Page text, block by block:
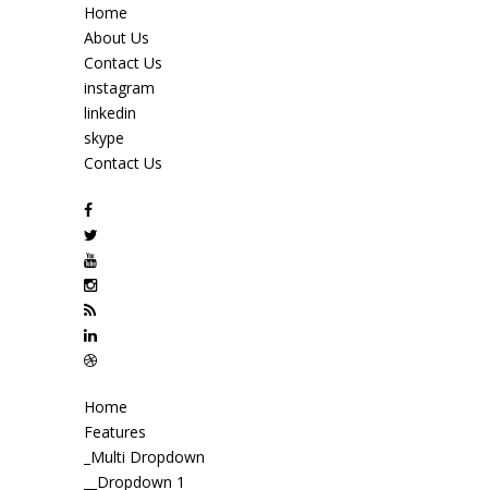
Home
About Us
Contact Us
instagram
linkedin
skype
Contact Us
Home
Features
_Multi Dropdown
__Dropdown 1